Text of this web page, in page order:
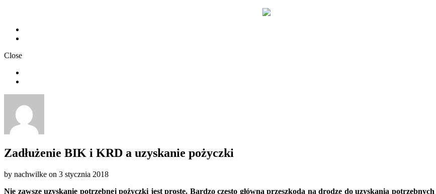
Close
Zadłużenie BIK i KRD a uzyskanie pożyczki
by nachwilke on 3 stycznia 2018
Nie zawsze uzyskanie potrzebnej pożyczki jest proste. Bardzo często główną przeszkodą na drodze do uzyskania